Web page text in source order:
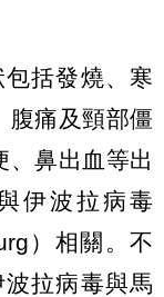
括發燒、寒
腹痛及頸部僵
、鼻出血等出
伊波拉病毒
）相關。不
拉病毒與馬